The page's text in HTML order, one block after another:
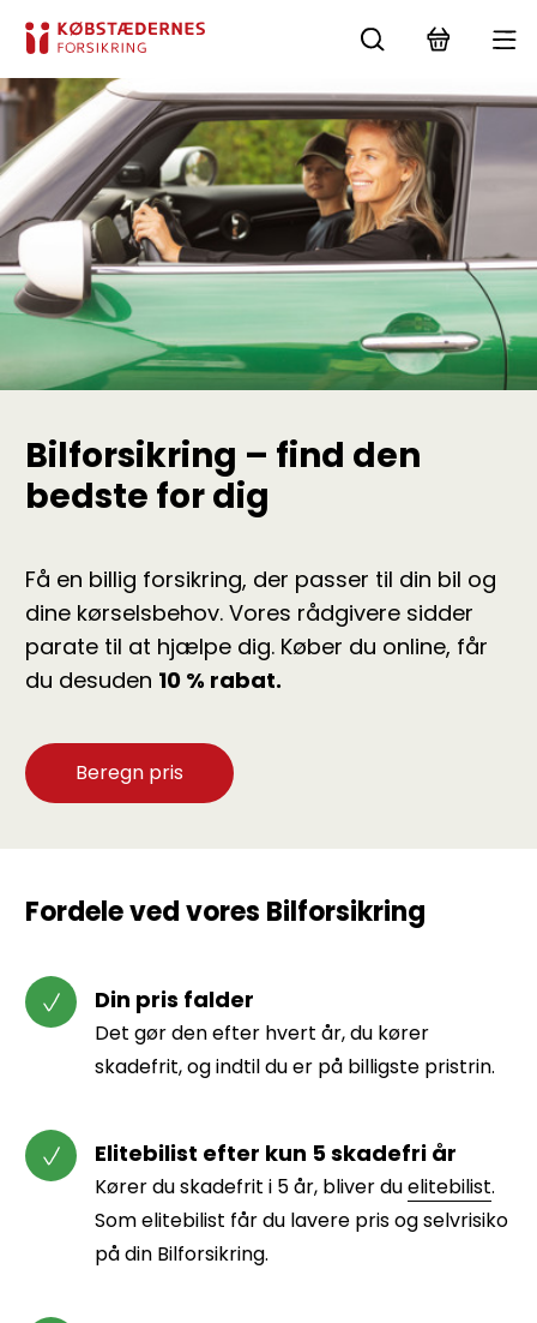
Bilforsikring – find den
bedste for dig
Få en billig forsikring, der passer til din bil og
dine kørselsbehov. Vores rådgivere sidder
parate til at hjælpe dig. Køber du online, får
du desuden 10 % rabat.
Beregn pris
Fordele ved vores Bilforsikring
Din pris falder
Det gør den efter hvert år, du kører
skadefrit, og indtil du er på billigste pristrin.
Elitebilist efter kun 5 skadefri år
Kører du skadefrit i 5 år, bliver duelitebilist.
Som elitebilist får du lavere pris og selvrisiko
på din Bilforsikring.